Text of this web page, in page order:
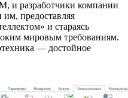
и разработчики компании
им, предоставляя
и стараясь
мировым требованиям.
— достойное